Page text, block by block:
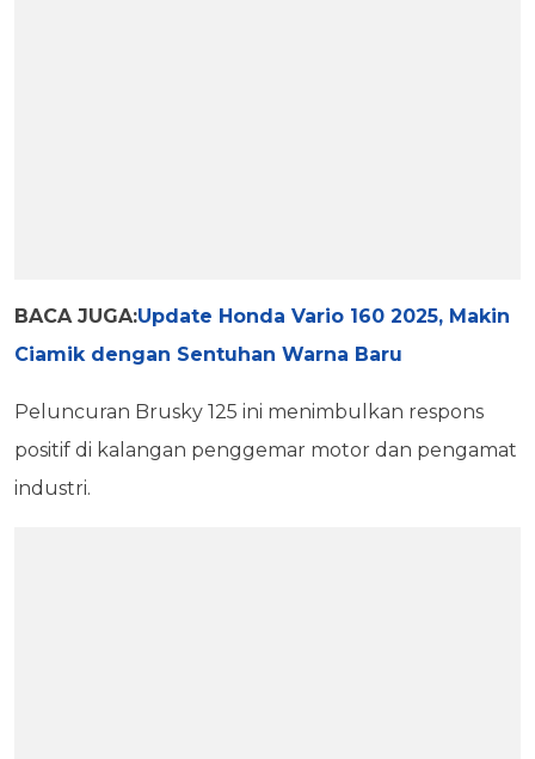
BACA JUGA:Update Honda Vario 160 2025, Makin
Ciamik dengan Sentuhan Warna Baru
Peluncuran Brusky 125 ini menimbulkan respons
positif di kalangan penggemar motor dan pengamat
industri.